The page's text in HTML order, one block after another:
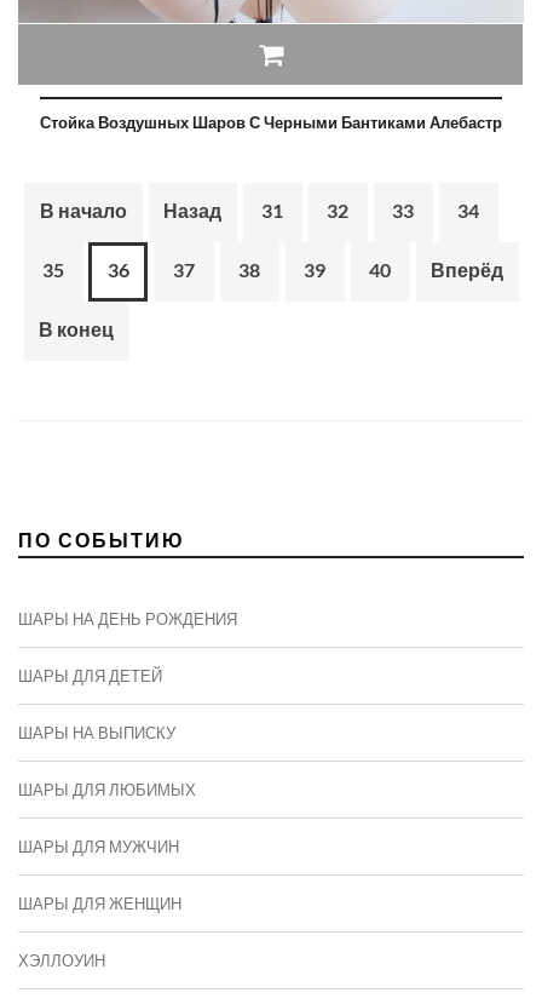
Стойка Воздушных Шаров С Черными Бантиками Алебастр
В начало Назад 31 32 33 34
35 36 37 38 39 40 Вперёд
В конец
ПО СОБЫТИЮ
ШАРЫ НА ДЕНЬ РОЖДЕНИЯ
ШАРЫ ДЛЯ ДЕТЕЙ
ШАРЫ НА ВЫПИСКУ
ШАРЫ ДЛЯ ЛЮБИМЫХ
ШАРЫ ДЛЯ МУЖЧИН
ШАРЫ ДЛЯ ЖЕНЩИН
ХЭЛЛОУИН